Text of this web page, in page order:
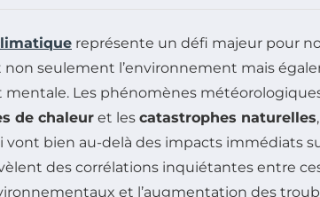
représente un défi majeur pour
seulement l’environnement mais
mentale. Les phénomènes
de chaleur et les catastrophes naturelles
vont bien au-delà des impacts immédiats
des corrélations inquiétantes entre
et l’augmentation des